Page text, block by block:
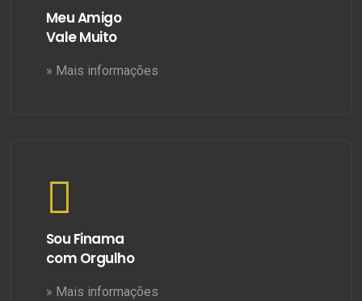
Meu Amigo
Vale Muito
» Mais informações
Sou Finama
com Orgulho
» Mais informações